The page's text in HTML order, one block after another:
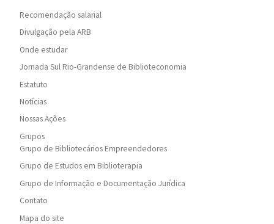
Recomendação salarial
Divulgação pela ARB
Onde estudar
Jornada Sul Rio-Grandense de Biblioteconomia
Estatuto
Notícias
Nossas Ações
Grupos
Grupo de Bibliotecários Empreendedores
Grupo de Estudos em Biblioterapia
Grupo de Informação e Documentação Jurídica
Contato
Mapa do site